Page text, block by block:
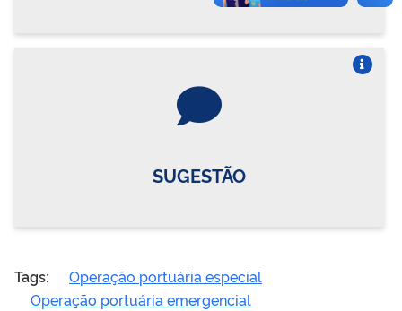
SUGESTÃO
Tags:
Operação portuária especial
Operação portuária emergencial